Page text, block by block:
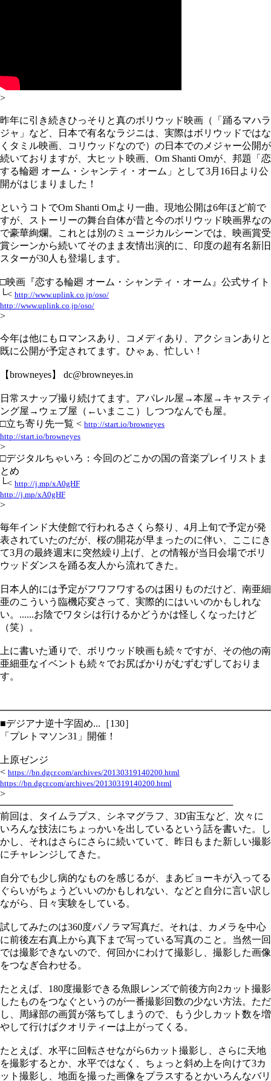
>
昨年に引き続きひっそりと真のボリウッド映画（「踊るマハラ
ジャ」など、日本で有名なラジニは、実際はボリウッドではな
くタミル映画、コリウッドなので）の日本でのメジャー公開が
続いておりますが、大ヒット映画、Om Shanti Omが、邦題「恋
する輪廻 オーム・シャンティ・オーム」として3月16日より公
開がはじまりました！
というコトでOm Shanti Omより一曲。現地公開は6年ほど前で
すが、ストーリーの舞台自体が昔と今のボリウッド映画界なの
で豪華絢爛。これとは別のミュージカルシーンでは、映画賞受
賞シーンから続いてそのまま友情出演的に、印度の超有名新旧
スターが30人も登場します。
□映画『恋する輪廻 オーム・シャンティ・オーム』公式サイト
└< http://www.uplink.co.jp/oso/
http://www.uplink.co.jp/oso/
>
今年は他にもロマンスあり、コメディあり、アクションありと
既に公開が予定されてます。ひゃぁ、忙しい！
【browneyes】 dc@browneyes.in
日常スナップ撮り続けてます。アパレル屋→本屋→キャスティ
ング屋→ウェブ屋（←いまここ）しつつなんでも屋。
□立ち寄り先一覧 < http://start.io/browneyes
http://start.io/browneyes
>
□デジタルちゃいろ：今回のどこかの国の音楽プレイリストま
とめ
└< http://j.mp/xA0gHF
http://j.mp/xA0gHF
>
毎年インド大使館で行われるさくら祭り、4月上旬で予定が発
表されていたのだが、桜の開花が早まったのに伴い、ここにき
て3月の最終週末に突然繰り上げ、との情報が当日会場でボリ
ウッドダンスを踊る友人から流れてきた。
日本人的には予定がフワフワするのは困りものだけど、南亜細
亜のこういう臨機応変さって、実際的にはいいのかもしれな
い。......お陰でワタシは行けるかどうかは怪しくなったけど
（笑）。
上に書いた通りで、ボリウッド映画も続々ですが、その他の南
亜細亜なイベントも続々でお尻ばかりがむずむずしておりま
す。
■デジアナ逆十字固め...［130］
「プレトマソン31」開催！
上原ゼンジ
< https://bn.dgcr.com/archives/20130319140200.html
https://bn.dgcr.com/archives/20130319140200.html
>
───────────────────────────────────
前回は、タイムラプス、シネマグラフ、3D宙玉など、次々に
いろんな技法にちょっかいを出しているという話を書いた。し
かし、それはさらにさらに続いていて、昨日もまた新しい撮影
にチャレンジしてきた。
自分でも少し病的なものを感じるが、まあビョーキが入ってる
ぐらいがちょうどいいのかもしれない、などと自分に言い訳し
ながら、日々実験をしている。
試してみたのは360度パノラマ写真だ。それは、カメラを中心
に前後左右真上から真下まで写っている写真のこと。当然一回
では撮影できないので、何回かにわけて撮影し、撮影した画像
をつなぎ合わせる。
たとえば、180度撮影できる魚眼レンズで前後方向2カット撮影
したものをつなぐというのが一番撮影回数の少ない方法。ただ
し、周縁部の画質が落ちてしまうので、もう少しカット数を増
やして行けばクオリティーは上がってくる。
たとえば、水平に回転させながら6カット撮影し、さらに天地
を撮影するとか、水平ではなく、ちょっと斜め上を向けて3カ
ット撮影し、地面を撮った画像をプラスするとかいろんなバリ